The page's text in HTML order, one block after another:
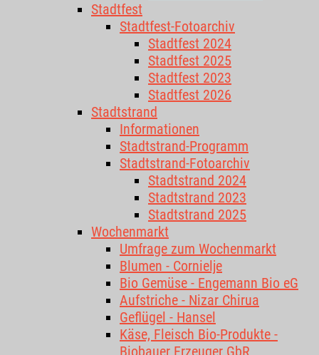
Stadtfest
Stadtfest-Fotoarchiv
Stadtfest 2024
Stadtfest 2025
Stadtfest 2023
Stadtfest 2026
Stadtstrand
Informationen
Stadtstrand-Programm
Stadtstrand-Fotoarchiv
Stadtstrand 2024
Stadtstrand 2023
Stadtstrand 2025
Wochenmarkt
Umfrage zum Wochenmarkt
Blumen - Cornielje
Bio Gemüse - Engemann Bio eG
Aufstriche - Nizar Chirua
Geflügel - Hansel
Käse, Fleisch Bio-Produkte -
Biobauer Erzeuger GbR